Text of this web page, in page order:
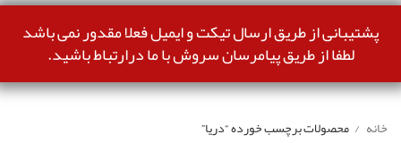
پشتیبانی از طریق ارسال تیکت و ایمیل فعلا مقدور نمی باشد
لطفا از طریق پیامرسان سروش با ما درارتباط باشید.
خانه
محصولات برچسب خورده “دریا”